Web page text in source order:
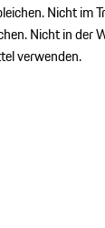
Nicht im
Nicht in der
verwenden.